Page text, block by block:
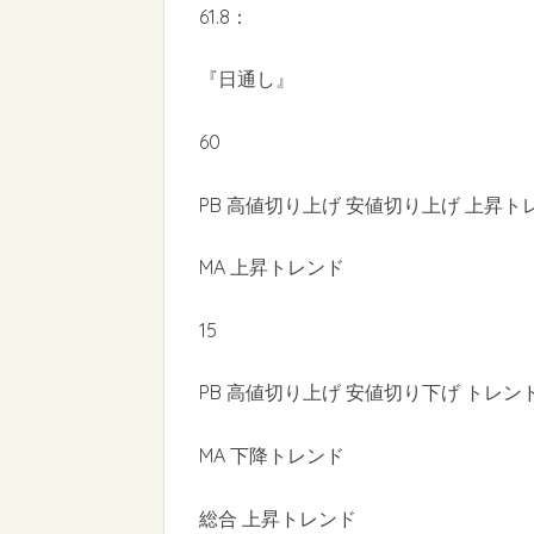
61.8：
『日通し』
60
PB 高値切り上げ 安値切り上げ 上昇ト
MA 上昇トレンド
15
PB 高値切り上げ 安値切り下げ トレン
MA 下降トレンド
総合 上昇トレンド